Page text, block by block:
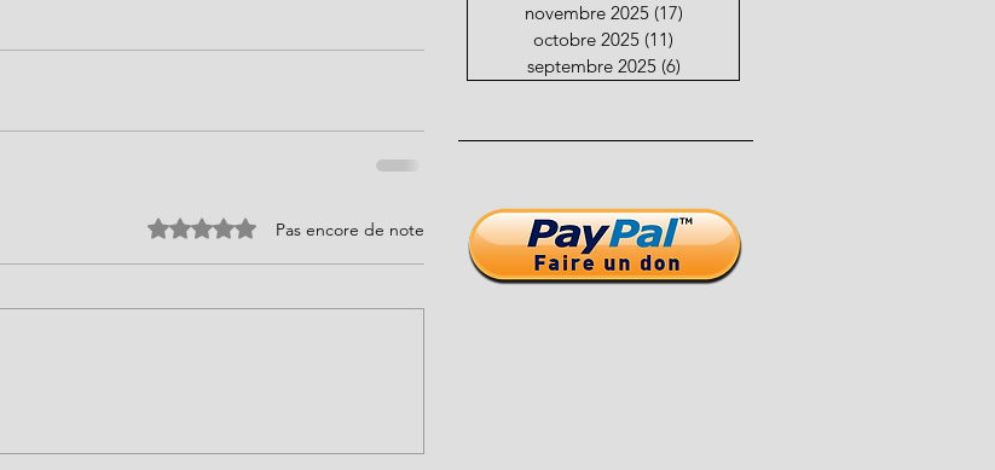
Noté 0 étoile sur 5.Pas encore de note
novembre 2025 (17)
octobre 2025 (11)
septembre 2025 (6)